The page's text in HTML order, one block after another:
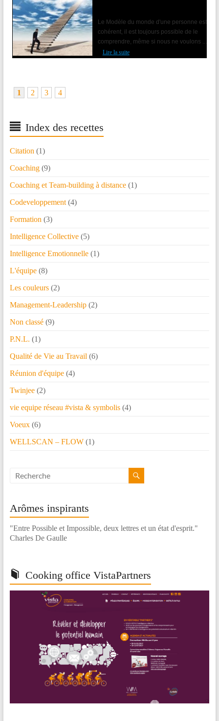
Le Modèle du monde d'une personne est
cohérent, il est toujours possible de le
comprendre, même si nous ne voulons ...
Lire la suite
1 2 3 4
Index des recettes
Citation (1)
Coaching(9)
Coaching et Team-building à distance(1)
Codeveloppement(4)
Formation (3)
Intelligence Collective(5)
Intelligence Emotionnelle(1)
L'équipe(8)
Les couleurs(2)
Management-Leadership(2)
Non classé(9)
P.N.L. (1)
Qualité de Vie au Travail (6)
Réunion d'équipe(4)
Twinjee(2)
vie equipe réseau #vista & symbolis(4)
Voeux(6)
WELLSCAN – FLOW(1)
Arômes inspirants
"Entre Possible et Impossible, deux lettres et un état d'esprit."
Charles De Gaulle
Cooking office VistaPartners